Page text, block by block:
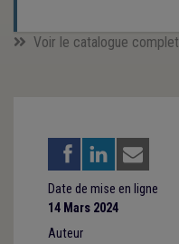
Voir le catalogue complet
Date de mise en ligne
14 Mars 2024
Auteur